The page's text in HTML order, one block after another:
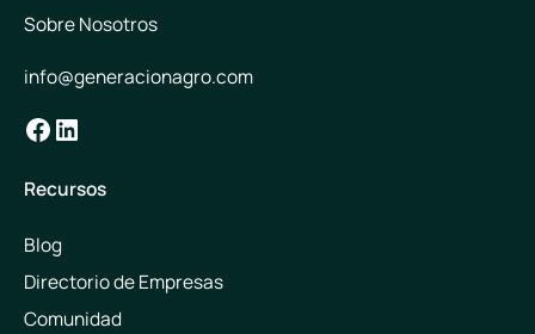
Sobre Nosotros
info@generacionagro.com
Facebook
LinkedIn
Recursos
Blog
Directorio de Empresas
Comunidad